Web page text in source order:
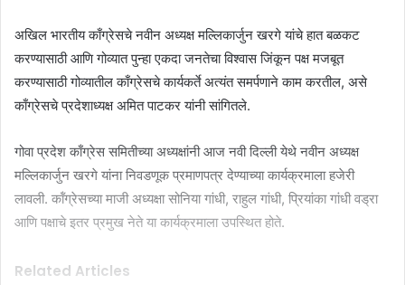
अखिल भारतीय काँग्रेसचे नवीन अध्यक्ष मल्लिकार्जुन खरगे यांचे हात बळकट
करण्यासाठी आणि गोव्यात पुन्हा एकदा जनतेचा विश्वास जिंकून पक्ष मजबूत
करण्यासाठी गोव्यातील काँग्रेसचे कार्यकर्ते अत्यंत समर्पणाने काम करतील, असे
काँग्रेसचे प्रदेशाध्यक्ष अमित पाटकर यांनी सांगितले.
गोवा प्रदेश काँग्रेस समितीच्या अध्यक्षांनी आज नवी दिल्ली येथे नवीन अध्यक्ष
मल्लिकार्जुन खरगे यांना निवडणूक प्रमाणपत्र देण्याच्या कार्यक्रमाला हजेरी
लावली. कॉंग्रेसच्या माजी अध्यक्षा सोनिया गांधी, राहुल गांधी, प्रियांका गांधी वड्रा
आणि पक्षाचे इतर प्रमुख नेते या कार्यक्रमाला उपस्थित होते.
Related Articles